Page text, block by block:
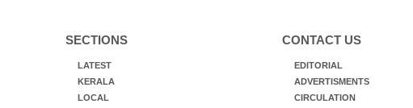
SECTIONS
LATEST
KERALA
LOCAL
CONTACT US
EDITORIAL
ADVERTISMENTS
CIRCULATION